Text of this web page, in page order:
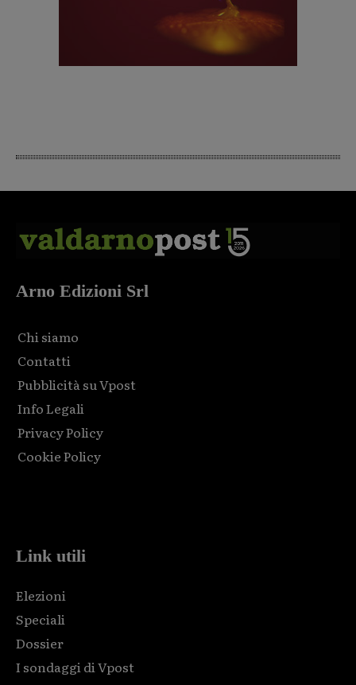
Arno Edizioni Srl
Chi siamo
Contatti
Pubblicità su Vpost
Info Legali
Privacy Policy
Cookie Policy
Link utili
Elezioni
Speciali
Dossier
I sondaggi di Vpost